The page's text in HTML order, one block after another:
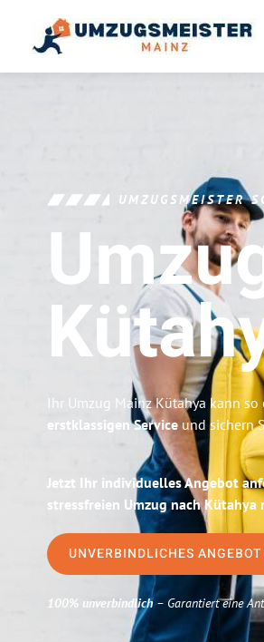
UMZUGSMEISTER
Ihr Umzug Mainz Kütahya kann
erstklassigen Service und sichern
Jetzt Ihr individuelles Angebot
stressfreien Umzug nach Kütahya
UNVERBINDLICHES
100% unverbindlich– Garantiert eine